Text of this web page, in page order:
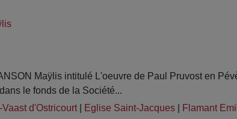
Maÿlis intitulé L'oeuvre de Paul Pruvost en
le fonds de la Société...
d'Ostricourt Eglise Saint-Jacques Flamant